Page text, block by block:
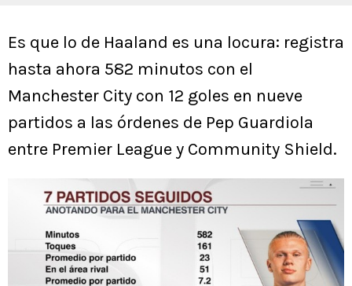
Es que lo de Haaland es una locura: registra
hasta ahora 582 minutos con el
Manchester City con 12 goles en nueve
partidos a las órdenes de Pep Guardiola
entre Premier League y Community Shield.